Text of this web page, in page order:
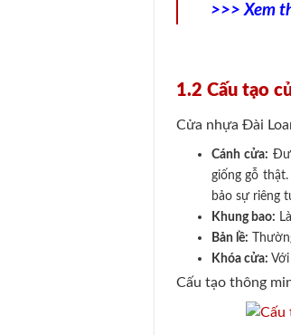
>>> Xem
1.2 Cấu tạo
Cửa nhựa Đài
Cánh cửa:
giống gỗ
bảo sự riêng
Khung bao:
Bản lề:
Khóa cửa:
Cấu tạo thông